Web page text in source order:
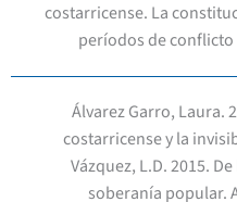
costarricense. La
períodos de conflicto
Álvarez Garro, Laura.
costarricense y la
Vázquez, L.D. 2015.
soberanía popular.